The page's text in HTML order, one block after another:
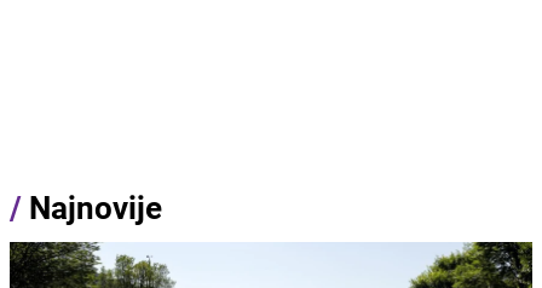
/ Najnovije